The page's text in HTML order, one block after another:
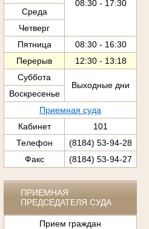
08:30 - 17:30
Среда
Четверг
Пятница
08:30 - 16:30
Перерыв
12:30 - 13:18
Суббота
Выходные дни
Воскресенье
Приемная суда
Кабинет
101
Телефон
(8184) 53-94-28
Факс
(8184) 53-94-27
ПРИЕМНАЯ
ПРЕДСЕДАТЕЛЯ СУДА
Прием граждан